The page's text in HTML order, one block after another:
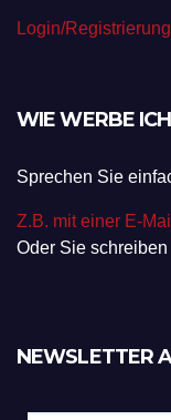
Login/Registrierung
WIE WERBE
Sprechen Sie
Z.B. mit einer E-
Oder Sie
NEWSLETTER